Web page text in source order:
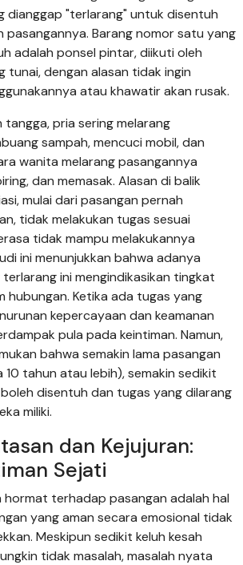
dianggap "terlarang" untuk disentuh
pasangannya. Barang nomor satu yang
adalah ponsel pintar, diikuti oleh
tunai, dengan alasan tidak ingin
atau khawatir akan rusak.
pria sering melarang
sampah, mencuci mobil, dan
wanita melarang pasangannya
dan memasak. Alasan di balik
mulai dari pasangan pernah
tidak melakukan tugas sesuai
tidak mampu melakukannya
ini menunjukkan bahwa adanya
ini mengindikasikan tingkat
hubungan. Ketika ada tugas yang
kepercayaan dan keamanan
pula pada keintiman. Namun,
bahwa semakin lama pasangan
tahun atau lebih), semakin sedikit
disentuh dan tugas yang dilarang
miliki.
dan Kejujuran:
Sejati
terhadap pasangan adalah hal
yang aman secara emosional tidak
Meskipun sedikit keluh kesah
tidak masalah, masalah nyata